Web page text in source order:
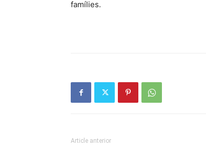
famílies.
Article anterior